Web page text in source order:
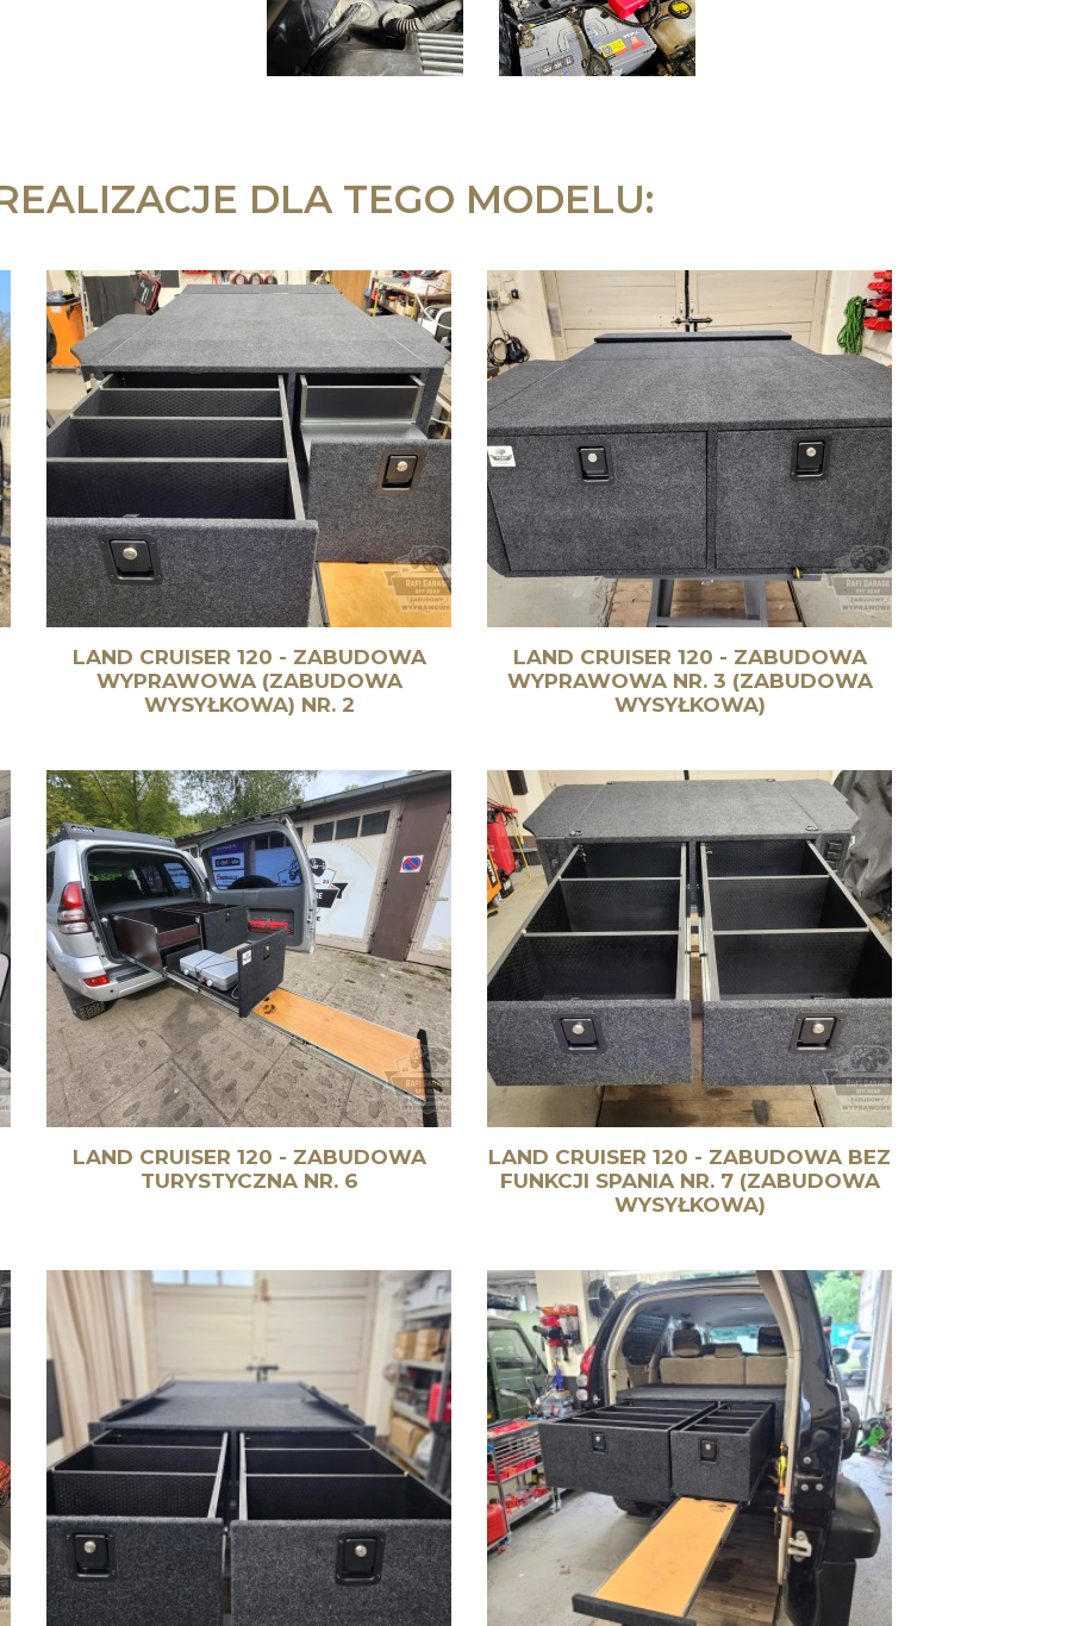
DLA TEGO MODELU:
LAND CRUISER 120 - ZABUDOWA
WYPRAWOWA (ZABUDOWA
WYSYŁKOWA) NR. 2
LAND CRUISER 120 - ZABUDOWA
WYPRAWOWA NR. 3 (ZABUDOWA
WYSYŁKOWA)
LAND CRUISER 120 - ZABUDOWA
TURYSTYCZNA NR. 6
LAND CRUISER 120 - ZABUDOWA BEZ
FUNKCJI SPANIA NR. 7 (ZABUDOWA
WYSYŁKOWA)